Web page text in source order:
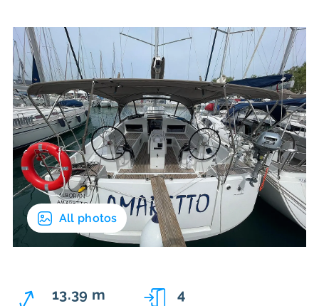
All photos
13.39 m 4